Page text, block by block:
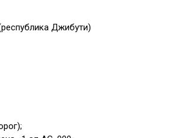
Джибути)